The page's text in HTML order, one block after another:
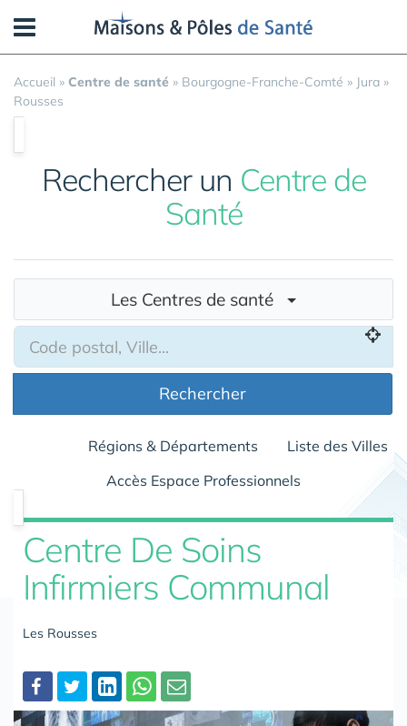
Accueil » Centre de santé » Bourgogne-Franche-Comté » Jura »
Rousses
Rechercher un Centre de
Santé
Les Centres de santé
Rechercher
Régions & Départements
Liste des Villes
Accès Espace Professionnels
Centre De Soins
Infirmiers Communal
Les Rousses
Partager
Panneau de gestion des cookies